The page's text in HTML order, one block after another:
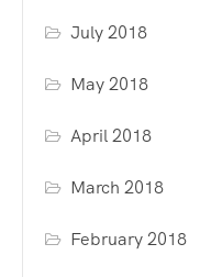
July 2018
May 2018
April 2018
March 2018
February 2018